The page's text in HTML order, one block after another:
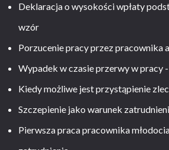
Deklaracja o wysokości wpłaty
wzór
Porzucenie pracy przez pracownika
Wypadek w czasie przerwy w pracy
Kiedy możliwe jest przystąpienie
Szczepienie jako warunek
Pierwsza praca pracownika